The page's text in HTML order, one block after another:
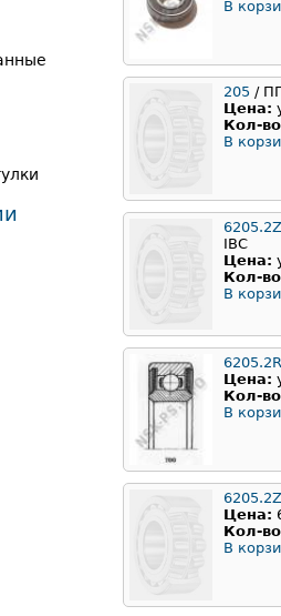
В
205 /
Цена:
Кол-
В
IBC
Цена:
Кол-
В
Цена:
Кол-
В
6205.2Z
Цена:
Кол-
В